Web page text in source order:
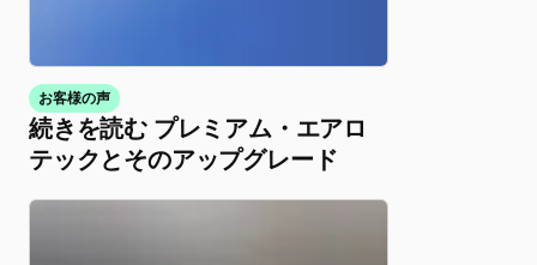
お客様の声
続きを読む プレミアム・エアロ
テックとそのアップグレード